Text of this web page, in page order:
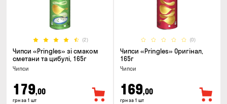
(2)
Чипси «Pringles» зі смаком
сметани та цибулі, 165г
Чипси
179,00
грн за 1 шт
(0)
Чипси «Pringles» Оригінал,
165г
Чипси
169,00
грн за 1 шт